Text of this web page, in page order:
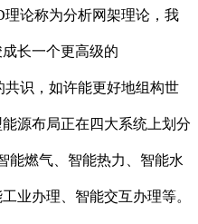
论称为分析网架理论，我
长一个更高级的
识，如许能更好地组构世
源布局正在四大系统上划分
能燃气、智能热力、智能水
业办理、智能交互办理等。